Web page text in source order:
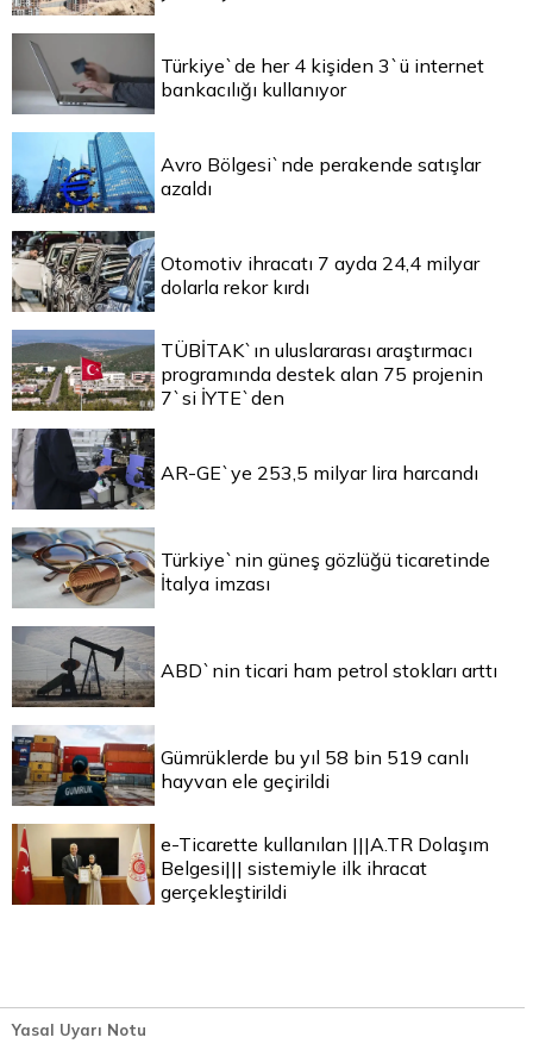
Türkiye`de her 4 kişiden 3`ü internet
bankacılığı kullanıyor
Avro Bölgesi`nde perakende satışlar
azaldı
Otomotiv ihracatı 7 ayda 24,4 milyar
dolarla rekor kırdı
TÜBİTAK`ın uluslararası araştırmacı
programında destek alan 75 projenin
7`si İYTE`den
AR-GE`ye 253,5 milyar lira harcandı
Türkiye`nin güneş gözlüğü ticaretinde
İtalya imzası
ABD`nin ticari ham petrol stokları arttı
Gümrüklerde bu yıl 58 bin 519 canlı
hayvan ele geçirildi
e-Ticarette kullanılan |||A.TR Dolaşım
Belgesi||| sistemiyle ilk ihracat
gerçekleştirildi
Yasal Uyarı Notu